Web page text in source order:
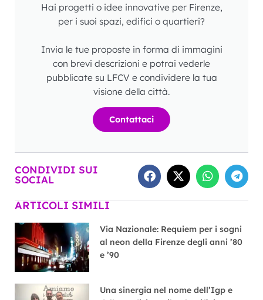
Hai progetti o idee innovative per Firenze,
per i suoi spazi, edifici o quartieri?
Invia le tue proposte in forma di immagini
con brevi descrizioni e potrai vederle
pubblicate su LFCV e condividere la tua
visione della città.
Contattaci
CONDIVIDI SUI
SOCIAL
ARTICOLI SIMILI
Via Nazionale: Requiem per i sogni
al neon della Firenze degli anni ’80
e ’90
Una sinergia nel nome dell’Igp e